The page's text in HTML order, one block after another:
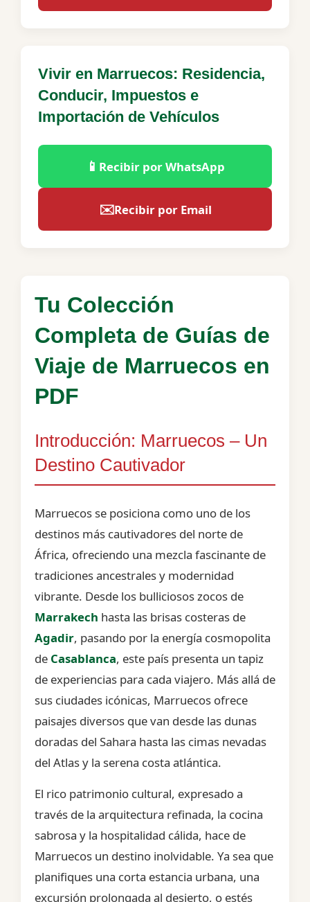
Vivir en Marruecos: Residencia,
Conducir, Impuestos e
Importación de Vehículos
📱 Recibir por WhatsApp
✉️Recibir por Email
Tu Colección
Completa de Guías de
Viaje de Marruecos en
PDF
Introducción: Marruecos – Un
Destino Cautivador
Marruecos se posiciona como uno de los
destinos más cautivadores del norte de
África, ofreciendo una mezcla fascinante de
tradiciones ancestrales y modernidad
vibrante. Desde los bulliciosos zocos de
Marrakech hasta las brisas costeras de
Agadir, pasando por la energía cosmopolita
de Casablanca, este país presenta un tapiz
de experiencias para cada viajero. Más allá de
sus ciudades icónicas, Marruecos ofrece
paisajes diversos que van desde las dunas
doradas del Sahara hasta las cimas nevadas
del Atlas y la serena costa atlántica.
El rico patrimonio cultural, expresado a
través de la arquitectura refinada, la cocina
sabrosa y la hospitalidad cálida, hace de
Marruecos un destino inolvidable. Ya sea que
planifiques una corta estancia urbana, una
excursión prolongada al desierto, o estés